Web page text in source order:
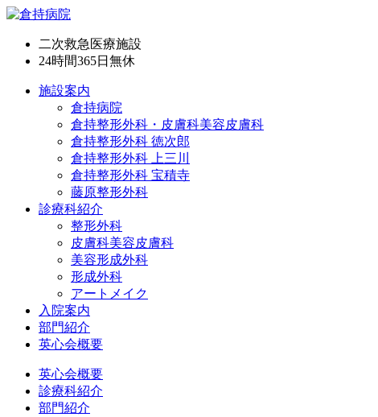
二次救急医療施設
24時間365日 無休
施設案内
倉持病院
倉持整形外科・皮膚科美容皮膚科
倉持整形外科 徳次郎
倉持整形外科 上三川
倉持整形外科 宝積寺
藤原整形外科
診療科紹介
整形外科
皮膚科美容皮膚科
美容形成外科
形成外科
アートメイク
入院案内
部門紹介
英心会概要
英心会概要
診療科紹介
部門紹介